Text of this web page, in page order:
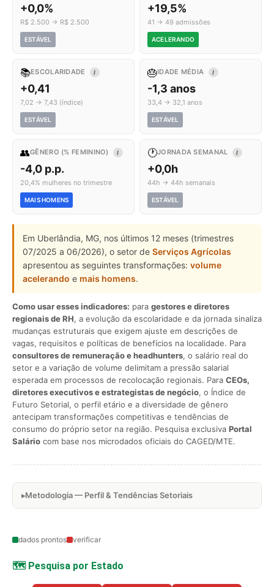
+0,0%
R$ 2.500 → R$ 2.500
ESTÁVEL
+19,5%
41 → 49 admissões
ACELERANDO
📚ESCOLARIDADE I
+0,41
7,02 → 7,43 (índice)
ESTÁVEL
🎂IDADE MÉDIA I
-1,3 anos
33,4 → 32,1 anos
ESTÁVEL
👥GÊNERO (% FEMININO) I
-4,0 p.p.
20,4% mulheres no trimestre
MAIS HOMENS
🕐JORNADA SEMANAL I
+0,0h
44h → 44h semanais
ESTÁVEL
Em Uberlândia, MG, nos últimos 12 meses (trimestres
07/2025 a 06/2026), o setor de Serviços Agrícolas
apresentou as seguintes transformações: volume
acelerando e mais homens.
Como usar esses indicadores: para gestores e diretores
regionais de RH, a evolução da escolaridade e da jornada sinaliza
mudanças estruturais que exigem ajuste em descrições de
vagas, requisitos e políticas de benefícios na localidade. Para
consultores de remuneração e headhunters, o salário real do
setor e a variação de volume delimitam a pressão salarial
esperada em processos de recolocação regionais. Para CEOs,
diretores executivos e estrategistas de negócio, o Índice de
Futuro Setorial, o perfil etário e a diversidade de gênero
antecipam transformações competitivas e tendências de
consumo do próprio setor na região. Pesquisa exclusiva Portal
Salário com base nos microdados oficiais do CAGED/MTE.
Metodologia — Perfil & Tendências Setoriais
dados prontos verificar
🗺️ Pesquisa por Estado